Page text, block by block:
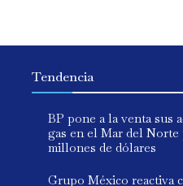
Tendencia
BP pone a la venta sus
gas en el Mar del Norte
millones de dólares
Grupo México reactiva